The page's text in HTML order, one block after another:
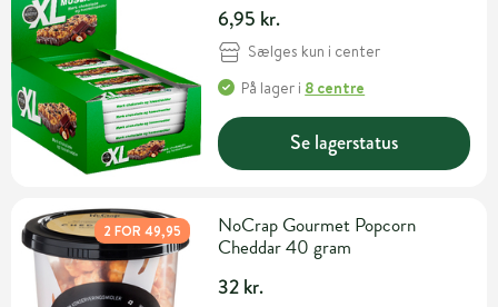
6,95 kr.
Sælges kun i center
På lager i 8 centre
Se lagerstatus
2 FOR 49,95
NoCrap Gourmet Popcorn
Cheddar 40 gram
32 kr.